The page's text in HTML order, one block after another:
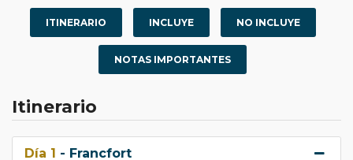
ITINERARIO INCLUYE NO INCLUYE
NOTAS IMPORTANTES
Itinerario
Día 1 - Francfort